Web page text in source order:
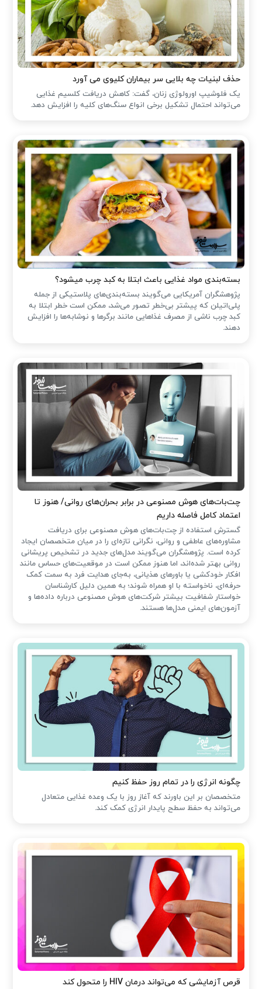
حذف لبنیات چه بلایی سر بیماران کلیوی می آورد
یک فلوشیپ اورولوژی زنان، گفت: کاهش دریافت کلسیم غذایی
می‌تواند احتمال تشکیل برخی انواع سنگ‌های کلیه را افزایش دهد.
بسته‌بندی مواد غذایی باعث ابتلا به کبد چرب میشود؟
پژوهشگران آمریکایی می‌گویند بسته‌بندی‌های پلاستیکی از جمله
پلی‌اتیلن که پیشتر بی‌خطر تصور می‌شد، ممکن است خطر ابتلا به
کبد چرب ناشی از مصرف غذاهایی مانند برگرها و نوشابه‌ها را افزایش
دهند.
چت‌بات‌های هوش مصنوعی در برابر بحران‌های روانی/ هنوز تا
اعتماد کامل فاصله داریم
گسترش استفاده از چت‌بات‌های هوش مصنوعی برای دریافت
مشاوره‌های عاطفی و روانی، نگرانی تازه‌ای را در میان متخصصان ایجاد
کرده است. پژوهشگران می‌گویند مدل‌های جدید در تشخیص پریشانی
روانی بهتر شده‌اند، اما هنوز ممکن است در موقعیت‌های حساس مانند
افکار خودکشی یا باورهای هذیانی، به‌جای هدایت فرد به سمت کمک
حرفه‌ای، ناخواسته با او همراه شوند؛ به همین دلیل کارشناسان
خواستار شفافیت بیشتر شرکت‌های هوش مصنوعی درباره داده‌ها و
آزمون‌های ایمنی مدل‌ها هستند.
چگونه انرژی را در تمام روز حفظ کنیم
متخصصان بر این باورند که آغاز روز با یک وعده غذایی متعادل
می‌تواند به حفظ سطح پایدار انرژی کمک کند.
قرص آزمایشی که می‌تواند درمان HIV را متحول کند